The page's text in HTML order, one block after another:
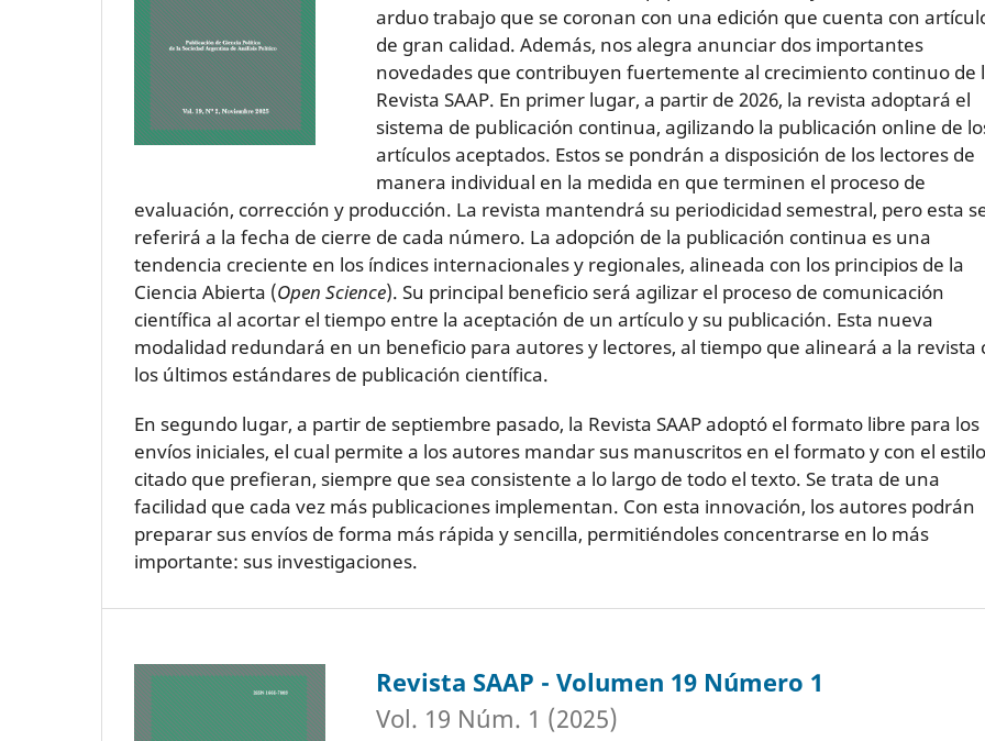
arduo trabajo que se coronan con una edición que cuenta con
de gran calidad. Además, nos alegra anunciar dos importantes
novedades que contribuyen fuertemente al crecimiento continuo de
Revista SAAP. En primer lugar, a partir de 2026, la revista adoptará el
sistema de publicación continua, agilizando la publicación online de
artículos aceptados. Estos se pondrán a disposición de los lectores de
manera individual en la medida en que terminen el proceso de
evaluación, corrección y producción. La revista mantendrá su periodicidad semestral, pero esta
referirá a la fecha de cierre de cada número. La adopción de la publicación continua es una
tendencia creciente en los índices internacionales y regionales, alineada con los principios de la
Ciencia Abierta (Open Science). Su principal beneficio será agilizar el proceso de comunicación
científica al acortar el tiempo entre la aceptación de un artículo y su publicación. Esta nueva
modalidad redundará en un beneficio para autores y lectores, al tiempo que alineará a la revista
los últimos estándares de publicación científica.
En segundo lugar, a partir de septiembre pasado, la Revista SAAP adoptó el formato libre para los
envíos iniciales, el cual permite a los autores mandar sus manuscritos en el formato y con el
citado que prefieran, siempre que sea consistente a lo largo de todo el texto. Se trata de una
facilidad que cada vez más publicaciones implementan. Con esta innovación, los autores podrán
preparar sus envíos de forma más rápida y sencilla, permitiéndoles concentrarse en lo más
importante: sus investigaciones.
Revista SAAP - Volumen 19 Número 1
Vol. 19 Núm. 1 (2025)